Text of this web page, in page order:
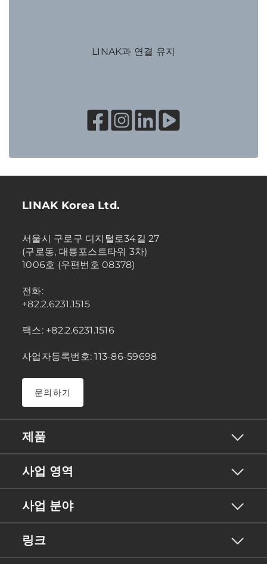
LINAK과 연결 유지
LINAK Korea Ltd.
서울시 구로구 디지털로34길 27
(구로동, 대륭포스트타워 3차)
1006호 (우편번호 08378)
전화:
+82.2.6231.1515
팩스: +82.2.6231.1516
사업자등록번호: 113-86-59698
문의하기
제품
사업 영역
사업 분야
링크